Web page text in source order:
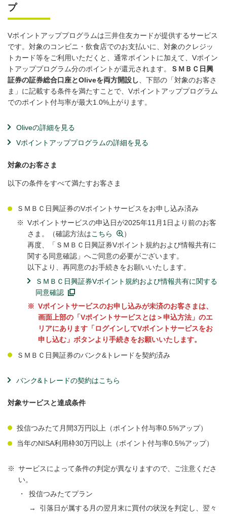
プ
Vポイントアッププログラムは三井住友カードが提供するサービス
です。対象のコンビニ・飲食店でのお支払いに、対象のクレジッ
トカード等をご利用いただくと、通常ポイントに加えて、Vポイン
トアッププログラム分のポイントが還元されます。
ＳＭＢＣ日興
証券の証券総合口座とOliveを両方開設し 、下部の「対象のお客さ
ま」に記載する条件を満たすことで、Vポイントアッププログラム
でのポイント付与率が最大1.0%上がります。
Oliveの詳細を見る
Vポイントアッププログラムの詳細を見る
対象のお客さま
以下の条件をすべて満たすお客さま
ＳＭＢＣ日興証券のVポイントサービスをお申し込み済み
※ Vポイントサービスの申込日が2025年11月1日より前のお客
さま。（確認方法はこちら
）
再度、「ＳＭＢＣ日興証券Vポイント規約および情報共有に
関する同意確認」へご同意の必要がございます。
以下より、再同意のお手続きをお願いいたします。
ＳＭＢＣ日興証券Vポイント規約および情報共有に関する
同意確認
※ Vポイントサービスのお申し込みが未済のお客さまは、
画面上部の「Vポイントサービスとは＞申込方法」のエ
リアにあります「ログインしてVポイントサービスをお
申し込む」ボタンより手続きをお願いいたします。
ＳＭＢＣ日興証券のバンク&トレードを契約済み
バンク&トレードの契約はこちら
対象サービスと達成条件
投信つみたて月間3万円以上（ポイント付与率0.5%アップ）
当年のNISA利用枠30万円以上（ポイント付与率0.5%アップ）
※ サービスによって条件の判定が異なりますので、ご注意くださ
い。
・
投信つみたてプラン
→
引落日が属する月の翌月末に買付の状況を判定し、翌々